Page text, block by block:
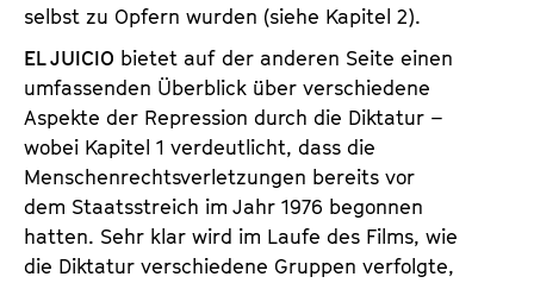
selbst zu Opfern wurden (siehe Kapitel 2).
EL JUICIO bietet auf der anderen Seite einen
umfassenden Überblick über verschiedene
Aspekte der Repression durch die Diktatur –
wobei Kapitel 1 verdeutlicht, dass die
Menschenrechtsverletzungen bereits vor
dem Staatsstreich im Jahr 1976 begonnen
hatten. Sehr klar wird im Laufe des Films, wie
die Diktatur verschiedene Gruppen verfolgte,